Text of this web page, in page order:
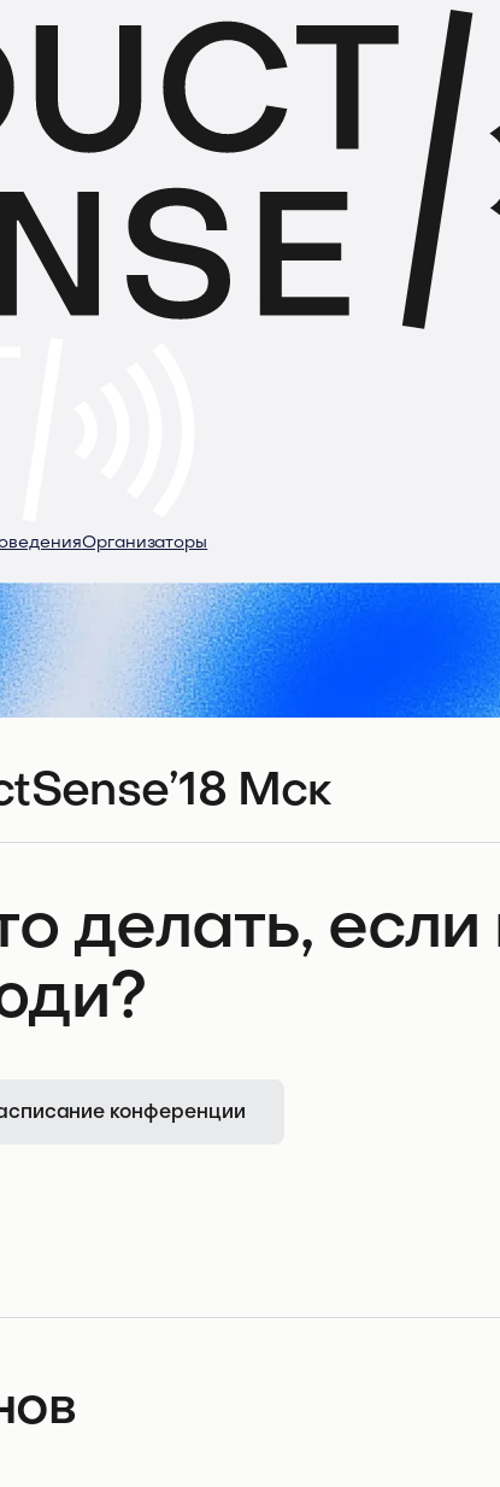
Организаторы
Мск
делать,
конференции